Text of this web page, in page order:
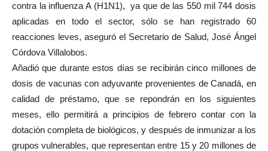
contra la influenza A (H1N1), ya que de las 550 mil 744 dosis
aplicadas en todo el sector, sólo se han registrado 60
reacciones leves, aseguró el Secretario de Salud, José Ángel
Córdova Villalobos.
Añadió que durante estos días se recibirán cinco millones de
dosis de vacunas con adyuvante provenientes de Canadá, en
calidad de préstamo, que se repondrán en los siguientes
meses, ello permitirá a principios de febrero contar con la
dotación completa de biológicos, y después de inmunizar a los
grupos vulnerables, que representan entre 15 y 20 millones de